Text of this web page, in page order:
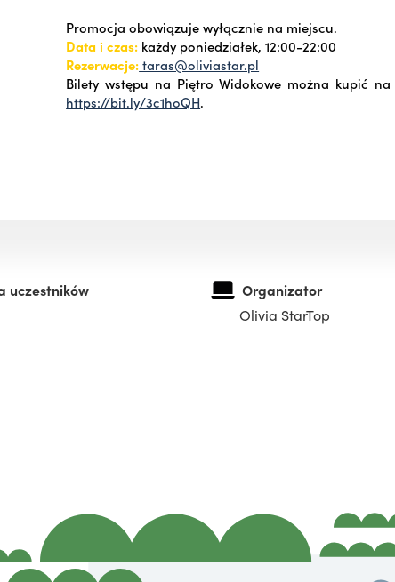
Promocja obowiązuje wyłącznie na miejscu.
Data i czas: każdy poniedziałek, 12:00-22:00
Rezerwacje:taras@oliviastar.pl
Bilety wstępu na Piętro Widokowe można kupić
https://bit.ly/3c1hoQH.
uczestników
Organizator
Olivia StarTop